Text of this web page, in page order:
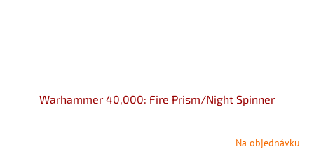
Warhammer 40,000: Fire Prism/Night Spinner
Na objednávku